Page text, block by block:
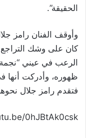
الحقيقة”.
وأوقف الفنان رامز
كان على وشك
الرعب في عيني
ظهوره، وأدركت أنها
فتقدم رامز جلال
0hJBtAk0csk